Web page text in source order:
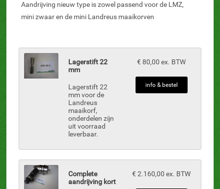
Aandrijving nieuw type is zowel passend voor de LMZ,
mini zwaar en de mini Landreus maaikorven
Lagerstift 22
mm
Lagerstift 22
mm voor de
Landreus
maaikorf,
onderdelen zijn
uit voorraad
leverbaar.
€ 80,00 ex. BTW
info & bestel
Complete
aandrijving kort
€ 2.160,00 ex. BTW